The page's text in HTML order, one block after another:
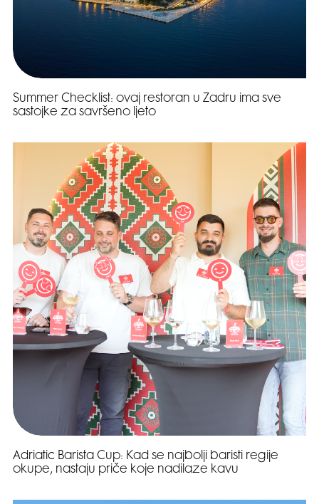
Summer Checklist: ovaj restoran u Zadru ima sve
sastojke za savršeno ljeto
Adriatic Barista Cup: Kad se najbolji baristi regije
okupe, nastaju priče koje nadilaze kavu